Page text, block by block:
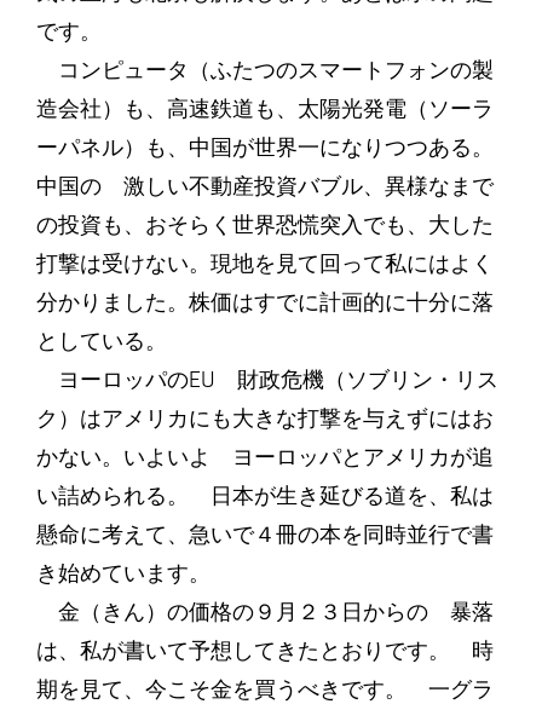
です。
コンピュータ（ふたつのスマートフォンの製
造会社）も、高速鉄道も、太陽光発電（ソーラ
ーパネル）も、中国が世界一になりつつある。
中国の 激しい不動産投資バブル、異様なまで
の投資も、おそらく世界恐慌突入でも、大した
打撃は受けない。現地を見て回って私にはよく
分かりました。株価はすでに計画的に十分に落
としている。
ヨーロッパのEU 財政危機（ソブリン・リス
ク）はアメリカにも大きな打撃を与えずにはお
かない。いよいよ ヨーロッパとアメリカが追
い詰められる。 日本が生き延びる道を、私は
懸命に考えて、急いで４冊の本を同時並行で書
き始めています。
金（きん）の価格の９月２３日からの 暴落
は、私が書いて予想してきたとおりです。 時
期を見て、今こそ金を買うべきです。 一グラ